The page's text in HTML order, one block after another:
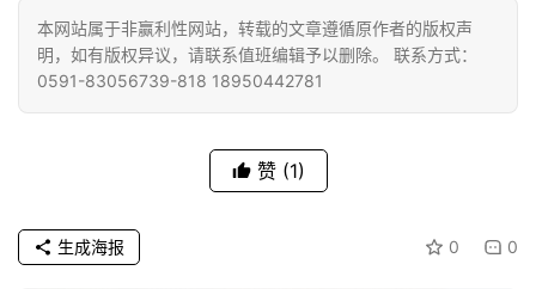
寺
院
巡
礼
本网站属于非赢利性网站，转载的文章遵循原作者的版权声
明，如有版权异议，请联系值班编辑予以删除。 联系方式：
0591-83056739-818 18950442781
赞 (1)
0 0
生成海报